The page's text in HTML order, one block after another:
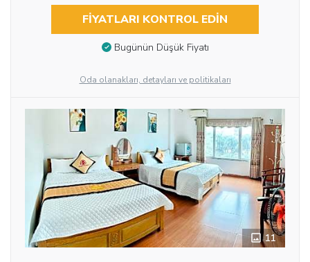
FIYATLARI KONTROL EDIN
Bugünün Düşük Fiyatı
Oda olanakları, detayları ve politikaları
11